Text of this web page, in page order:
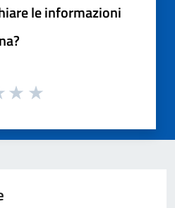
le informazioni